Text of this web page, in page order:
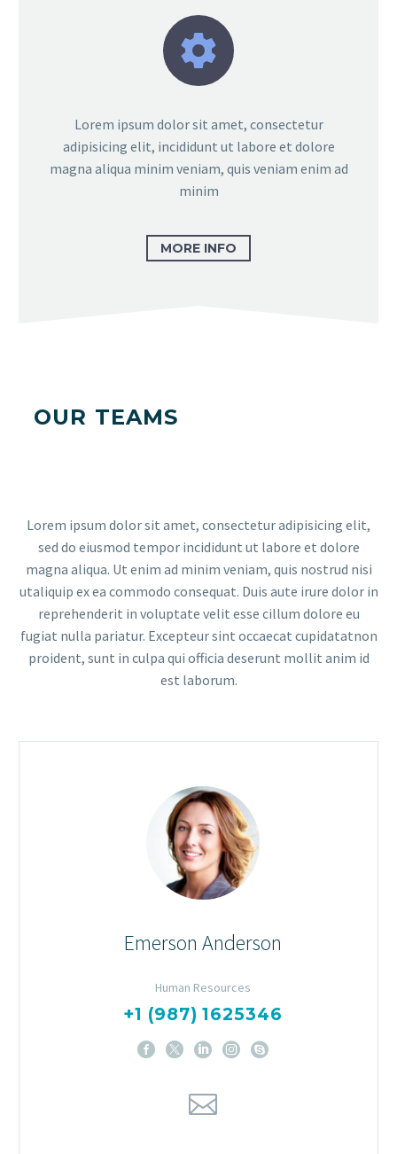


Lorem ipsum dolor sit amet, consectetur
adipisicing elit, incididunt ut labore et dolore
magna aliqua minim veniam, quis veniam enim ad
minim
MORE INFO
OUR TEAMS
Lorem ipsum dolor sit amet, consectetur adipisicing elit,
sed do eiusmod tempor incididunt ut labore et dolore
magna aliqua. Ut enim ad minim veniam, quis nostrud nisi
utaliquip ex ea commodo consequat. Duis aute irure dolor in
reprehenderit in voluptate velit esse cillum dolore eu
fugiat nulla pariatur. Excepteur sint occaecat cupidatatnon
proident, sunt in culpa qui officia deserunt mollit anim id
est laborum.
Emerson Anderson
Human Resources
+1 (987) 1625346